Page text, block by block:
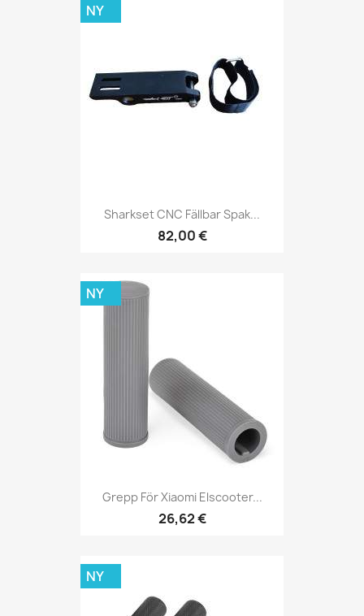
Sharkset CNC Fällbar Spak...
82,00 €
NY
Grepp För Xiaomi Elscooter...
26,62 €
NY
NY